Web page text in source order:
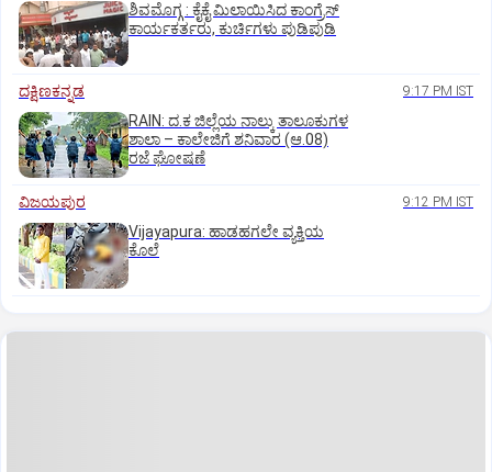
ಶಿವಮೊಗ್ಗ : ಕೈಕೈ ಮಿಲಾಯಿಸಿದ ಕಾಂಗ್ರೆಸ್
ಕಾರ್ಯಕರ್ತರು, ಕುರ್ಚಿಗಳು ಪುಡಿಪುಡಿ
ದಕ್ಷಿಣಕನ್ನಡ 9:17 PM IST
RAIN: ದ.ಕ ಜಿಲ್ಲೆಯ ನಾಲ್ಕು ತಾಲೂಕುಗಳ
ಶಾಲಾ – ಕಾಲೇಜಿಗೆ ಶನಿವಾರ (ಆ.08)
ರಜೆ ಘೋಷಣೆ
ವಿಜಯಪುರ 9:12 PM IST
Vijayapura: ಹಾಡಹಗಲೇ ವ್ಯಕ್ತಿಯ
ಕೊಲೆ